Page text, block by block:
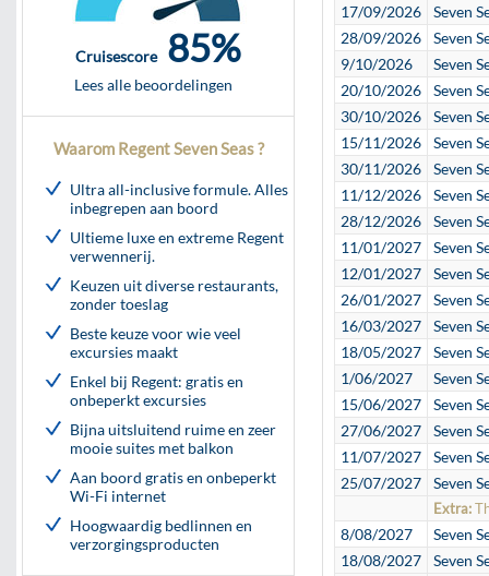
Cruisescore 85%
Lees alle beoordelingen
Waarom Regent Seven Seas ?
Ultra all-inclusive formule. Alles
inbegrepen aan boord
Ultieme luxe en extreme Regent
verwennerij.
Keuzen uit diverse restaurants,
zonder toeslag
Beste keuze voor wie veel
excursies maakt
Enkel bij Regent: gratis en
onbeperkt excursies
Bijna uitsluitend ruime en zeer
mooie suites met balkon
Aan boord gratis en onbeperkt
Wi-Fi internet
Hoogwaardig bedlinnen en
verzorgingsproducten
17/09/2026
Seven
28/09/2026
Seven
9/10/2026
Seven
20/10/2026
Seven
30/10/2026
Seven
15/11/2026
Seven
30/11/2026
Seven
11/12/2026
Seven
28/12/2026
Seven
11/01/2027
Seven
12/01/2027
Seven
26/01/2027
Seven
16/03/2027
Seven
18/05/2027
Seven
1/06/2027
Seven
15/06/2027
Seven
27/06/2027
Seven
11/07/2027
Seven
25/07/2027
Seven
Extra:
8/08/2027
Seven
18/08/2027
Seven